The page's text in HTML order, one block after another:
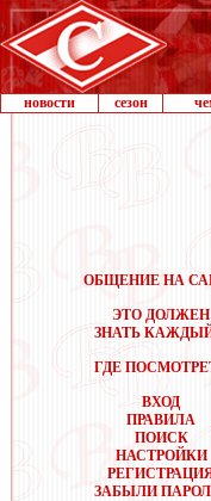
новости сезон
ОБЩЕНИЕ НА
ЭТО ДОЛЖЕН
ЗНАТЬ
ГДЕ
ВХОД
ПРАВИЛА
ПОИСК
НАСТРОЙКИ
ЗАБЫЛИ